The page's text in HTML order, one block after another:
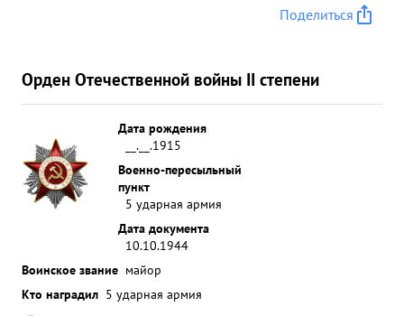
Поделиться
Орден Отечественной войны II степени
Дата рождения
__.__.1915
Военно-пересыльный
пункт
5 ударная армия
Дата документа
10.10.1944
Воинское звание майор
Кто наградил 5 ударная армия